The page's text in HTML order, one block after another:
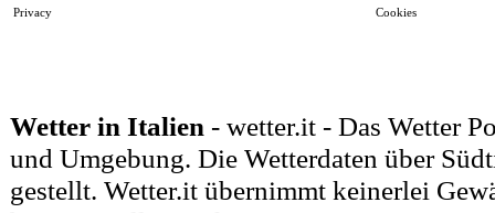
Privacy
Cookies
Wetter in Italien - wetter.it - Das Wetter
und Umgebung. Die Wetterdaten über
gestellt. Wetter.it übernimmt keinerlei